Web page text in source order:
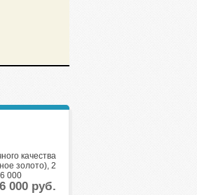
качества
золото), 2
000
000 руб.